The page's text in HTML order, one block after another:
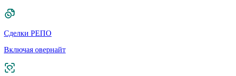
Сделки РЕПО
Включая овернайт